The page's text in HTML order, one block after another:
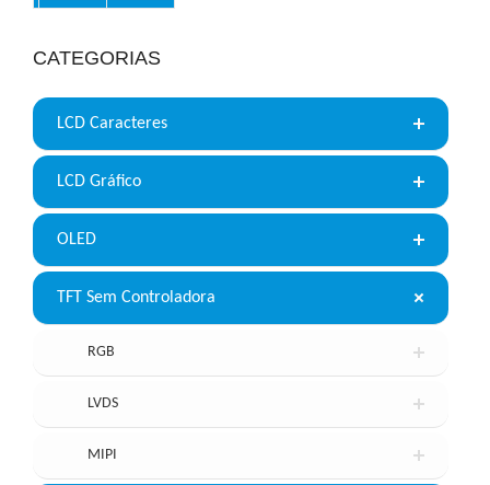
CATEGORIAS
LCD Caracteres
LCD Gráfico
OLED
TFT Sem Controladora
RGB
LVDS
MIPI